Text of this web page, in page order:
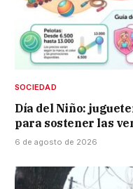
SOCIEDAD
Día del Niño:
para sostener las
6 de agosto de 2026